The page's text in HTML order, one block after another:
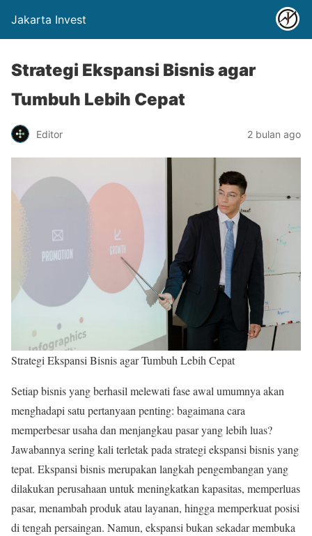
Jakarta Invest
Strategi Ekspansi Bisnis agar
Tumbuh Lebih Cepat
Editor 2 bulan ago
Strategi Ekspansi Bisnis agar Tumbuh Lebih Cepat
Setiap bisnis yang berhasil melewati fase awal umumnya akan
menghadapi satu pertanyaan penting: bagaimana cara
memperbesar usaha dan menjangkau pasar yang lebih luas?
Jawabannya sering kali terletak pada strategi ekspansi bisnis yang
tepat. Ekspansi bisnis merupakan langkah pengembangan yang
dilakukan perusahaan untuk meningkatkan kapasitas, memperluas
pasar, menambah produk atau layanan, hingga memperkuat posisi
di tengah persaingan. Namun, ekspansi bukan sekadar membuka